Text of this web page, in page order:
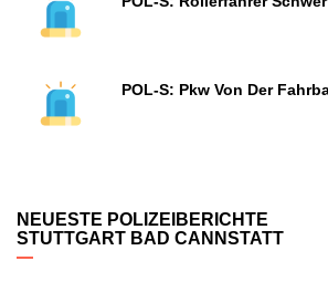
POL-S: Pkw Von Der
NEUESTE POLIZEIBERICHTE
STUTTGART BAD CANNSTATT